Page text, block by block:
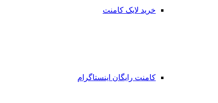
خرید لایک کامنت
کامنت رایگان اینستاگرام